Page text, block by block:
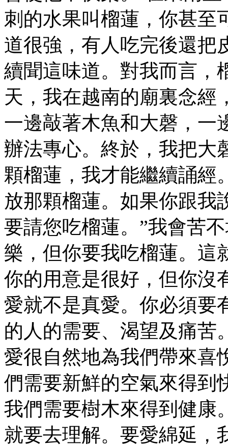
刺的水果叫榴蓮，你甚至
道很強，有人吃完後還把
續聞這味道。對我而言，
天，我在越南的廟裏念經
一邊敲著木魚和大磬，一
辦法專心。終於，我把大
顆榴蓮，我才能繼續誦經
放那顆榴蓮。如果你跟我
要請您吃榴蓮。”我會苦
樂，但你要我吃榴蓮。這
你的用意是很好，但你沒
愛就不是真愛。你必須要
的人的需要、渴望及痛苦
愛很自然地為我們帶來喜
們需要新鮮的空氣來得到
我們需要樹木來得到健康
就要去理解。要愛綿延，